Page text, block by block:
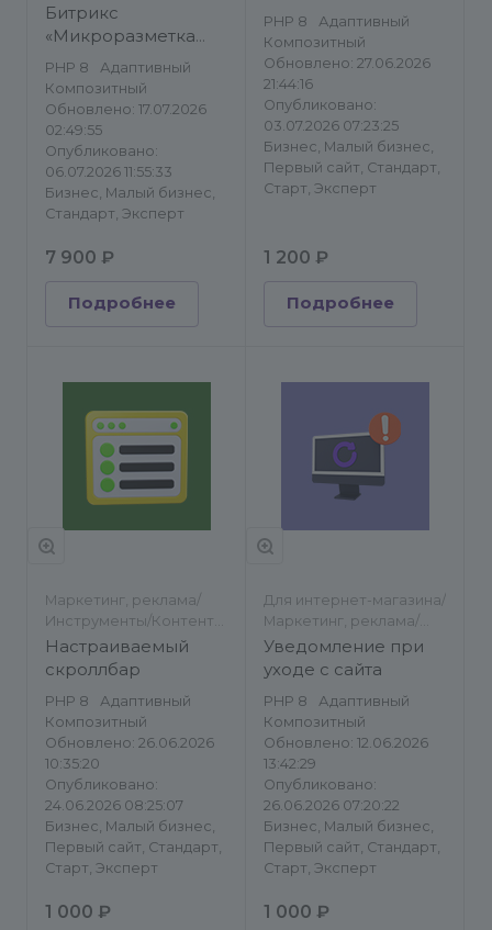
Битрикс
«Микроразметка
Schema.org»
PHP 8
Адаптивный
Композитный
Обновлено: 17.07.2026
02:49:55
Опубликовано:
06.07.2026 11:55:33
Бизнес, Малый бизнес,
Стандарт, Эксперт
7 900 ₽
Подробнее
PHP 8
Адаптивный
Композитный
Обновлено: 27.06.2026
21:44:16
Опубликовано:
03.07.2026 07:23:25
Бизнес, Малый бизнес,
Первый сайт, Стандарт,
Старт, Эксперт
1 200 ₽
Подробнее
Маркетинг, реклама/
Инструменты/Контент-
менеджеру/Другое
Настраиваемый
скроллбар
PHP 8
Адаптивный
Композитный
Обновлено: 26.06.2026
10:35:20
Опубликовано:
24.06.2026 08:25:07
Бизнес, Малый бизнес,
Первый сайт, Стандарт,
Старт, Эксперт
1 000 ₽
Для интернет-магазина/
Маркетинг, реклама/
Другое/Баннеры
Уведомление при
уходе с сайта
PHP 8
Адаптивный
Композитный
Обновлено: 12.06.2026
13:42:29
Опубликовано:
26.06.2026 07:20:22
Бизнес, Малый бизнес,
Первый сайт, Стандарт,
Старт, Эксперт
1 000 ₽